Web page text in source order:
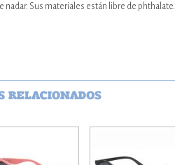
nadar. Sus materiales están libre de phthalate.